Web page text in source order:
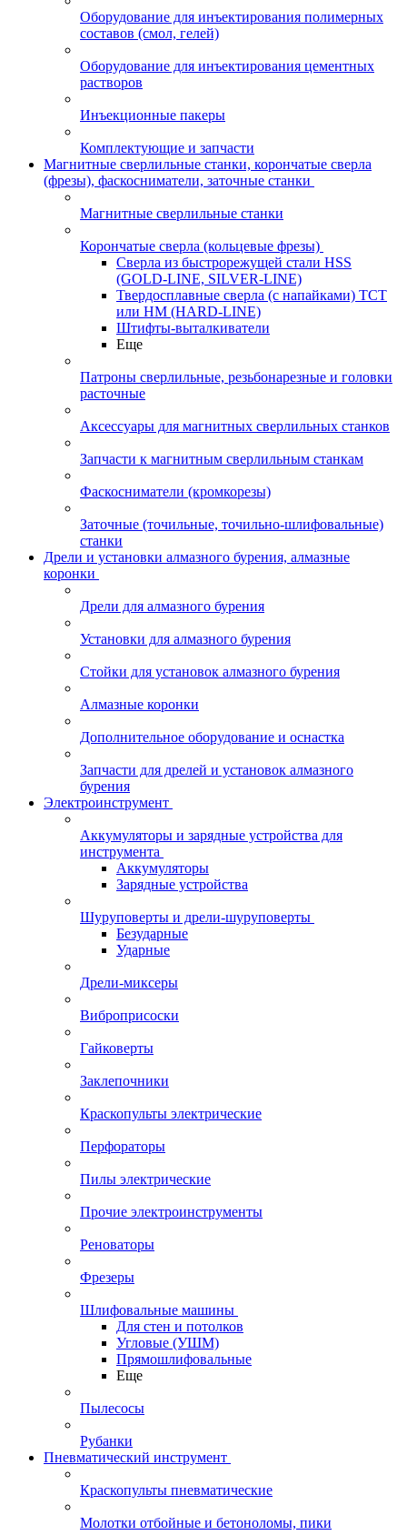
Оборудование для инъектирования полимерных
составов (смол, гелей)
Оборудование для инъектирования цементных
растворов
Инъекционные пакеры
Комплектующие и запчасти
Магнитные сверлильные станки, корончатые сверла
(фрезы), фаскосниматели, заточные станки
Магнитные сверлильные станки
Корончатые сверла (кольцевые фрезы)
Сверла из быстрорежущей стали HSS
(GOLD-LINE, SILVER-LINE)
Твердосплавные сверла (с напайками) ТСТ
или HM (HARD-LINE)
Штифты-выталкиватели
Еще
Патроны сверлильные, резьбонарезные и головки
расточные
Аксессуары для магнитных сверлильных станков
Запчасти к магнитным сверлильным станкам
Фаскосниматели (кромкорезы)
Заточные (точильные, точильно-шлифовальные)
станки
Дрели и установки алмазного бурения, алмазные
коронки
Дрели для алмазного бурения
Установки для алмазного бурения
Стойки для установок алмазного бурения
Алмазные коронки
Дополнительное оборудование и оснастка
Запчасти для дрелей и установок алмазного
бурения
Электроинструмент
Аккумуляторы и зарядные устройства для
инструмента
Аккумуляторы
Зарядные устройства
Шуруповерты и дрели-шуруповерты
Безударные
Ударные
Дрели-миксеры
Виброприсоски
Гайковерты
Заклепочники
Краскопульты электрические
Перфораторы
Пилы электрические
Прочие электроинструменты
Реноваторы
Фрезеры
Шлифовальные машины
Для стен и потолков
Угловые (УШМ)
Прямошлифовальные
Еще
Пылесосы
Рубанки
Пневматический инструмент
Краскопульты пневматические
Молотки отбойные и бетоноломы, пики